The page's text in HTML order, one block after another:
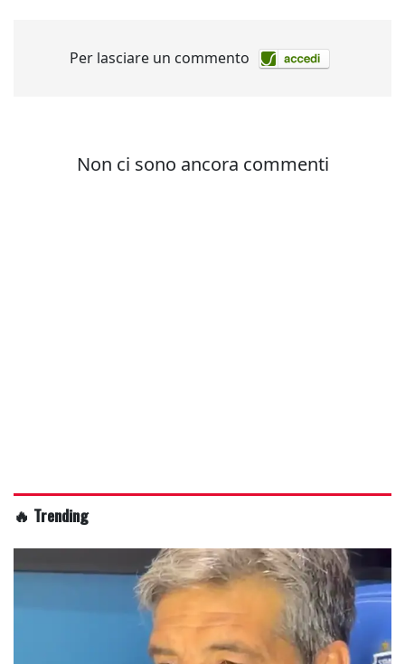
🔥 Trending